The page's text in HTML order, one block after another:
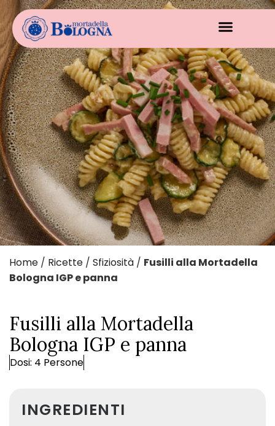
Home / Ricette / Sfiziosità / Fusilli alla Mortadella
Bologna IGP e panna
Fusilli alla Mortadella
Bologna IGP e panna
Dosi: 4 Persone
INGREDIENTI